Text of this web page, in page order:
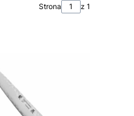
Strona z 1